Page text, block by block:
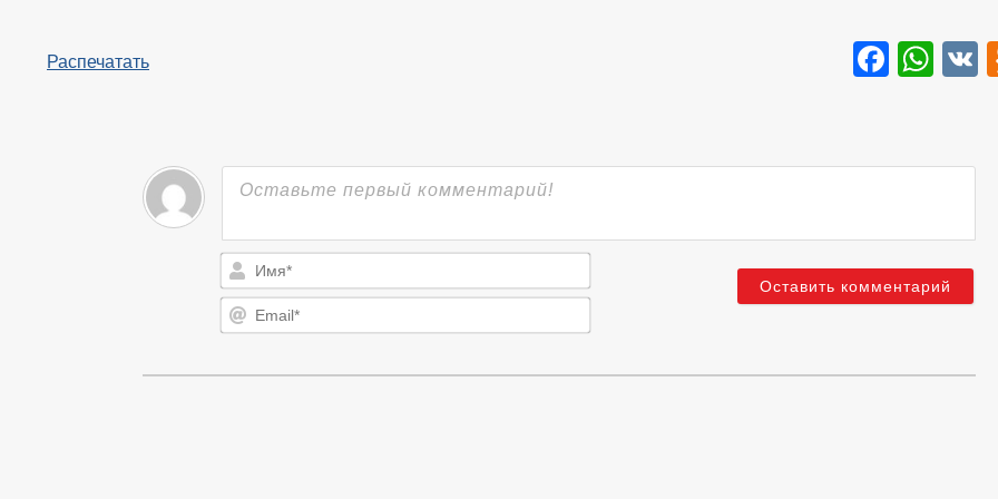
Распечатать
Имя*
Email*